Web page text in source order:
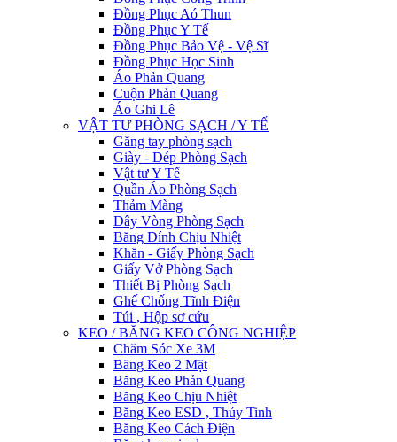
Đồng Phục Aó Thun
Đồng Phục Y Tế
Đồng Phục Bảo Vệ - Vệ Sĩ
Đồng Phục Học Sinh
Áo Phản Quang
Cuộn Phản Quang
Áo Ghi Lê
VẬT TƯ PHÒNG SẠCH / Y TẾ
Găng tay phòng sạch
Giày - Dép Phòng Sạch
Vật tư Y Tế
Quần Áo Phòng Sạch
Thảm Màng
Dây Vòng Phòng Sạch
Băng Dính Chịu Nhiệt
Khăn - Giấy Phòng Sạch
Giấy Vở Phòng Sạch
Thiết Bị Phòng Sạch
Ghế Chống Tĩnh Điện
Túi , Hộp sơ cứu
KEO / BĂNG KEO CÔNG NGHIỆP
Chăm Sóc Xe 3M
Băng Keo 2 Mặt
Băng Keo Phản Quang
Băng Keo Chịu Nhiệt
Băng Keo ESD , Thủy Tinh
Băng Keo Cách Điện